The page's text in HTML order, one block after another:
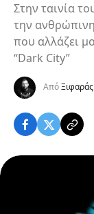
Στην ταινία
την
που αλλάζει
“Dark City”
Από